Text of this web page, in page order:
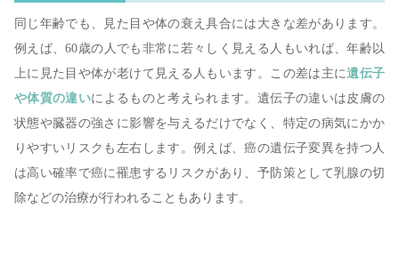
同じ年齢でも、見た目や体の衰え具合には大きな差があります。
例えば、60歳の人でも非常に若々しく見える人もいれば、年齢以
上に見た目や体が老けて見える人もいます。この差は主に遺伝子
や体質の違いによるものと考えられます。遺伝子の違いは皮膚の
状態や臓器の強さに影響を与えるだけでなく、特定の病気にかか
りやすいリスクも左右します。例えば、癌の遺伝子変異を持つ人
は高い確率で癌に罹患するリスクがあり、予防策として乳腺の切
除などの治療が行われることもあります。